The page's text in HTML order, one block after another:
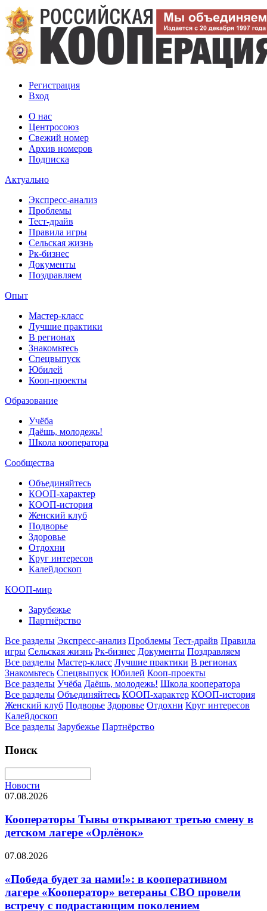
Регистрация
Вход
О нас
Центросоюз
Свежий номер
Архив номеров
Подписка
Актуально
Экспресс-анализ
Проблемы
Тест-драйв
Правила игры
Сельская жизнь
Рк-бизнес
Документы
Поздравляем
Опыт
Мастер-класс
Лучшие практики
В регионах
Знакомьтесь
Спецвыпуск
Юбилей
Кооп-проекты
Образование
Учёба
Даёшь, молодежь!
Школа кооператора
Сообщества
Объединяйтесь
КООП-характер
КООП-история
Женский клуб
Подворье
Здоровье
Отдохни
Круг интересов
Калейдоскоп
КООП-мир
Зарубежье
Партнёрство
Все разделы Экспресс-анализ Проблемы Тест-драйв Правила
игры Сельская жизнь Рк-бизнес Документы Поздравляем
Все разделы Мастер-класс Лучшие практики В регионах
Знакомьтесь Спецвыпуск Юбилей Кооп-проекты
Все разделы Учёба Даёшь, молодежь! Школа кооператора
Все разделы Объединяйтесь КООП-характер КООП-история
Женский клуб Подворье Здоровье Отдохни Круг интересов
Калейдоскоп
Все разделы Зарубежье Партнёрство
Поиск
Новости
07.08.2026
Кооператоры Тывы открывают третью смену в
детском лагере «Орлёнок»
07.08.2026
«Победа будет за нами!»: в кооперативном
лагере «Кооператор» ветераны СВО провели
встречу с подрастающим поколением